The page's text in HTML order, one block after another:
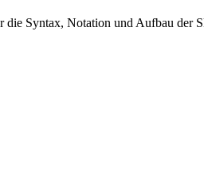
Syntax, Notation und Aufbau der